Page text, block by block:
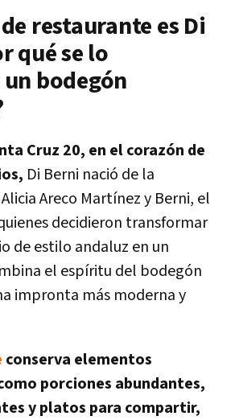
restaurante es Di
qué se lo
bodegón
Cruz 20, en el corazón de
Di Berni nació de la
Areco Martínez y Berni, el
decidieron transformar
de estilo andaluz en un
el espíritu del bodegón
impronta más moderna y
conserva elementos
porciones abundantes,
y platos para compartir,